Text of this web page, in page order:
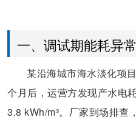
一、调试期能耗异
某沿海城市海水淡化项
个月后，运营方发现产水电
3.8 kWh/m³。厂家到场排查